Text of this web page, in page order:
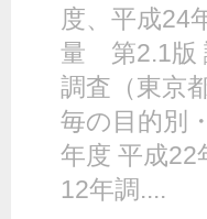
度、平成24
量 第2.1版
調査（東京
毎の目的別
年度 平成22
12年調....